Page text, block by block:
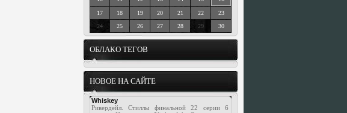
17 18 19 20 21 22
23
24
25 26 27 28 29 30
ОБЛАКО ТЕГОВ
НОВОЕ НА САЙТЕ